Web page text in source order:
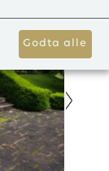
Godta alle